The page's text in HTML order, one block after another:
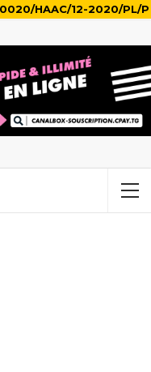
HAAC/12-2020/PL/P